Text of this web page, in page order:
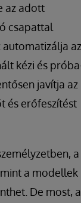
az adott
csapattal
automatizálja az
kézi és
javítja az
és erőfeszítést
a
a modellek
De most,